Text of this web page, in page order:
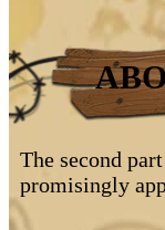
The second
promisingly